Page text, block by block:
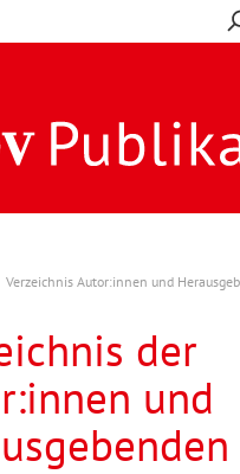
Verzeichnis Autor:innen und
der
und